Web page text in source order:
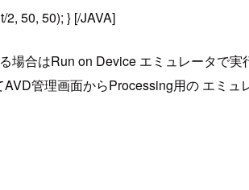
50, 50); } [/JAVA]
場合はRun on Device エミュレータで
管理画面からProcessing用の エミュ